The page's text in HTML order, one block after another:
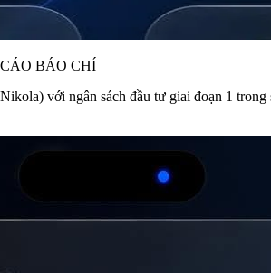
BÁO CHÍ
với ngân sách đầu tư giai đoạn 1